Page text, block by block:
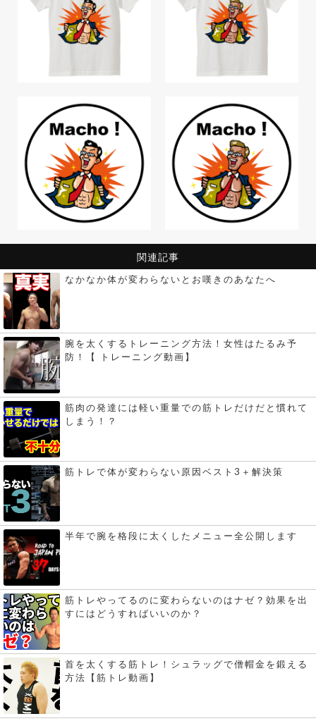
関連記事
なかなか体が変わらないとお嘆きのあなたへ
腕を太くするトレーニング方法！女性はたるみ予
防！【 トレーニング動画】
筋肉の発達には軽い重量での筋トレだけだと慣れて
しまう！？
筋トレで体が変わらない原因ベスト3＋解決策
半年で腕を格段に太くしたメニュー全公開します
筋トレやってるのに変わらないのはナゼ？効果を出
すにはどうすればいいのか？
首を太くする筋トレ！シュラッグで僧帽金を鍛える
方法【筋トレ動画】